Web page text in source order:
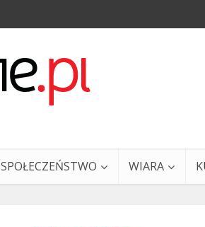
SPOŁECZEŃSTWO WIARA